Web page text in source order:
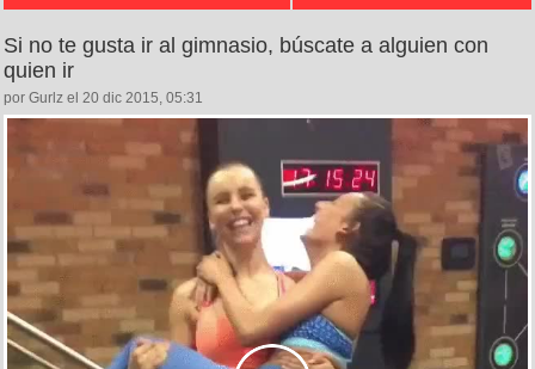
Si no te gusta ir al gimnasio, búscate a alguien con
quien ir
por Gurlz el 20 dic 2015, 05:31